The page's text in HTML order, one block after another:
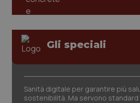
Gli speciali
Sanità digitale per garantire più
sostenibilità. Ma servono